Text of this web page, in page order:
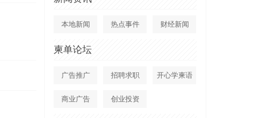
本地新闻 热点事件 财经新闻
柬单论坛
广告推广 招聘求职 开心学柬语
商业广告 创业投资